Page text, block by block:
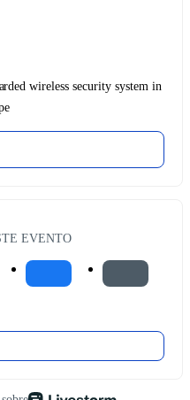
wireless security system in
EVENTO